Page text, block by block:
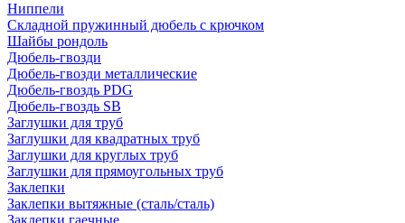
Ниппели
Складной пружинный дюбель с крючком
Шайбы рондоль
Дюбель-гвозди
Дюбель-гвозди металлические
Дюбель-гвоздь PDG
Дюбель-гвоздь SB
Заглушки для труб
Заглушки для квадратных труб
Заглушки для круглых труб
Заглушки для прямоугольных труб
Заклепки
Заклепки вытяжные (сталь/сталь)
Заклепки гаечные